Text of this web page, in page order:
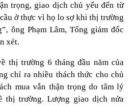
trọng, giao dịch chủ yếu đến từ
ở thực vì họ lo sợ khi thị trường
ông Phạm Lâm, Tổng giám đốc
xét.
thị trường 6 tháng đầu năm của
chỉ ra nhiều thách thức cho chủ
mua vẫn thận trọng do tâm lý
thị trường. Lượng giao dịch nửa